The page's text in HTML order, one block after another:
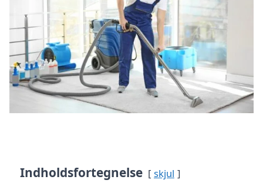
Indholdsfortegnelse skjul